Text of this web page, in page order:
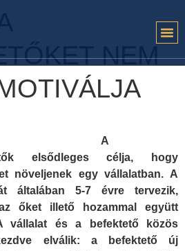
NEM
A
elsődleges célja, hogy
növeljenek egy vállalatban. A
általában 5-7 évre tervezik,
őket illető hozammal együtt
vállalat és a befektető közös
elválik: a befektető új